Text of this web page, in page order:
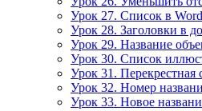
Урок 27. Список в
Урок 28. Заголовки в
Урок 29. Название
Урок 30. Список
Урок 31. Перекрестная
Урок 32. Номер
Урок 33. Новое